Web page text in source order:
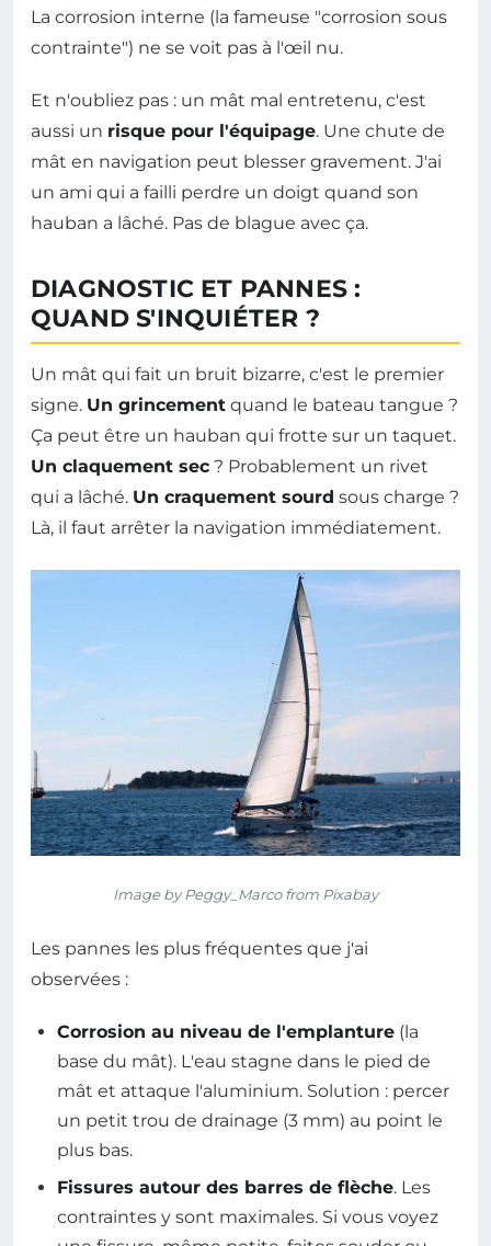
La corrosion interne (la fameuse "corrosion sous
contrainte") ne se voit pas à l'œil nu.
Et n'oubliez pas : un mât mal entretenu, c'est
aussi un risque pour l'équipage. Une chute de
mât en navigation peut blesser gravement. J'ai
un ami qui a failli perdre un doigt quand son
hauban a lâché. Pas de blague avec ça.
DIAGNOSTIC ET PANNES :
QUAND S'INQUIÉTER ?
Un mât qui fait un bruit bizarre, c'est le premier
signe. Un grincement quand le bateau tangue ?
Ça peut être un hauban qui frotte sur un taquet.
Un claquement sec ? Probablement un rivet
qui a lâché. Un craquement sourd sous charge ?
Là, il faut arrêter la navigation immédiatement.
Image by Peggy_Marco from Pixabay
Les pannes les plus fréquentes que j'ai
observées :
Corrosion au niveau de l'emplanture (la
base du mât). L'eau stagne dans le pied de
mât et attaque l'aluminium. Solution : percer
un petit trou de drainage (3 mm) au point le
plus bas.
Fissures autour des barres de flèche. Les
contraintes y sont maximales. Si vous voyez